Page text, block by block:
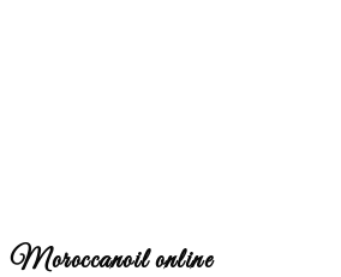
Moroccanoil online